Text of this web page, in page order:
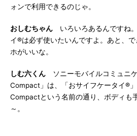
ォンで利用できるのじゃ。
おしむちゃん いろいろあるんですね
イ®は必ず使いたいんですよ。あと、
ホがいいな。
しむ六くん ソニーモバイルコミュニ
Compact」は、「おサイフケータイ®」
Compactという名前の通り、ボディも
～。